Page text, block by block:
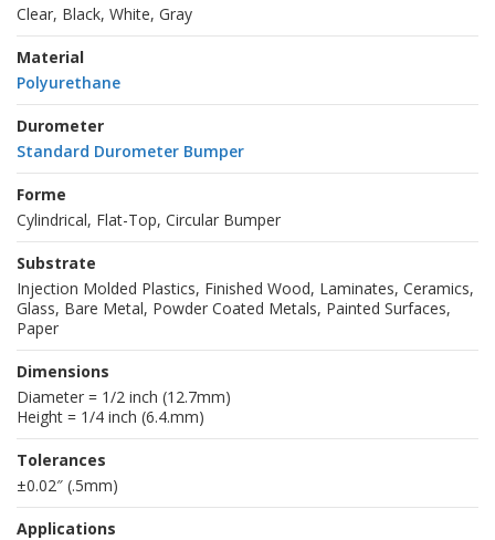
Clear, Black, White, Gray
Material
Polyurethane
Durometer
Standard Durometer Bumper
Forme
Cylindrical, Flat-Top, Circular Bumper
Substrate
Injection Molded Plastics, Finished Wood, Laminates, Ceramics,
Glass, Bare Metal, Powder Coated Metals, Painted Surfaces,
Paper
Dimensions
Diameter = 1/2 inch (12.7mm)
Height = 1/4 inch (6.4.mm)
Tolerances
±0.02″ (.5mm)
Applications